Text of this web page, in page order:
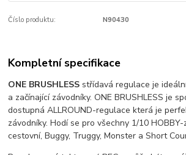
Číslo produktu: N90430
Kompletní specifikace
ONE BRUSHLESS střídavá regulace je
a začínající závodníky. ONE BRUSHLESS je
dostupná ALLROUND-regulace která je
závodníky. Hodí se pro všechny 1/10
cestovní, Buggy, Truggy, Monster a Short